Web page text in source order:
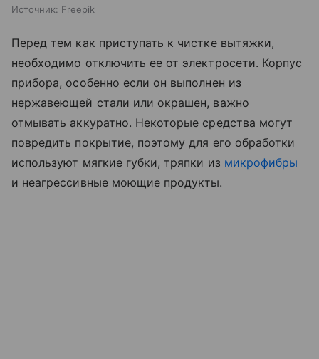
Источник: Freepik
Перед тем как приступать к чистке вытяжки,
необходимо отключить ее от электросети. Корпус
прибора, особенно если он выполнен из
нержавеющей стали или окрашен, важно
отмывать аккуратно. Некоторые средства могут
повредить покрытие, поэтому для его обработки
используют мягкие губки, тряпки из микрофибры
и неагрессивные моющие продукты.